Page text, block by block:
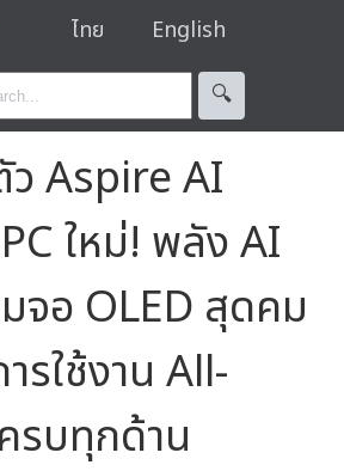
ไทย English
🔍︎
Aspire AI
ใหม่! พลัง AI
จอ OLED สุดคม
รใช้งาน All-
บทุกด้าน